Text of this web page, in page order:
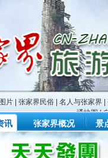
片 张家界民俗 名人与张家界
通地图|
讯 张家界概况 景